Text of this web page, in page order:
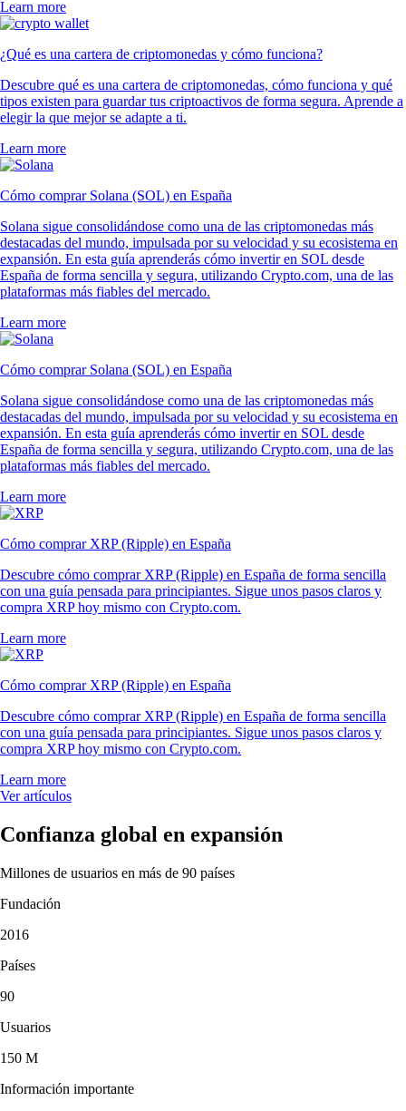
Learn more
¿Qué es una cartera de criptomonedas y cómo funciona?
Descubre qué es una cartera de criptomonedas, cómo funciona y qué
tipos existen para guardar tus criptoactivos de forma segura. Aprende a
elegir la que mejor se adapte a ti.
Learn more
Cómo comprar Solana (SOL) en España
Solana sigue consolidándose como una de las criptomonedas más
destacadas del mundo, impulsada por su velocidad y su ecosistema en
expansión. En esta guía aprenderás cómo invertir en SOL desde
España de forma sencilla y segura, utilizando Crypto.com, una de las
plataformas más fiables del mercado.
Learn more
Cómo comprar Solana (SOL) en España
Solana sigue consolidándose como una de las criptomonedas más
destacadas del mundo, impulsada por su velocidad y su ecosistema en
expansión. En esta guía aprenderás cómo invertir en SOL desde
España de forma sencilla y segura, utilizando Crypto.com, una de las
plataformas más fiables del mercado.
Learn more
Cómo comprar XRP (Ripple) en España
Descubre cómo comprar XRP (Ripple) en España de forma sencilla
con una guía pensada para principiantes. Sigue unos pasos claros y
compra XRP hoy mismo con Crypto.com.
Learn more
Cómo comprar XRP (Ripple) en España
Descubre cómo comprar XRP (Ripple) en España de forma sencilla
con una guía pensada para principiantes. Sigue unos pasos claros y
compra XRP hoy mismo con Crypto.com.
Learn more
Ver artículos
Confianza global en expansión
Millones de usuarios en más de 90 países
Fundación
2016
Países
90
Usuarios
150 M
Información importante